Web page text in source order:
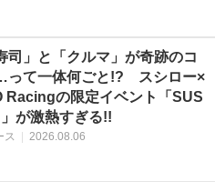
司」と「クルマ」が奇跡のコ
て一体何ごと!? スシロー×
Racingの限定イベント「SUS
が激熱すぎる!!
ス 2026.08.06